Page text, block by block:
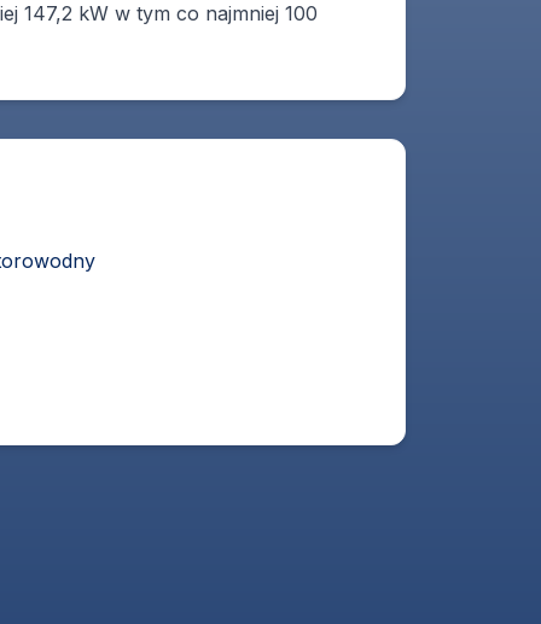
147,2 kW w tym co najmniej 100